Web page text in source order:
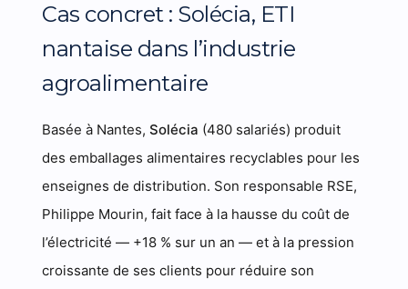
Cas concret : Solécia, ETI
nantaise dans l’industrie
agroalimentaire
Basée à Nantes,Solécia (480 salariés) produit
des emballages alimentaires recyclables pour les
enseignes de distribution. Son responsable RSE,
Philippe Mourin, fait face à la hausse du coût de
l’électricité — +18 % sur un an — et à la pression
croissante de ses clients pour réduire son